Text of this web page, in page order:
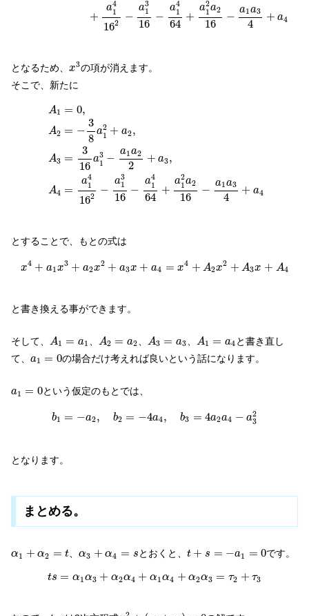
+
a4
1
162 −
a3
1
16
−
a4
1
64
+
a2
1 a2
16
−
a1a3
4
+ a4
となるため、 x3
3
の項が消えます。
そこで、新たに
A1 = 0,
A2 = −
3
8
a2
1 + a2,
A3 =
3
16
a3
1 − a1a2
2
+ a3,
A4 =
a4
1
162 −
a3
1
16
−
a4
1
64
+
a2
1 a2
16
−
a1a3
4
+ a4
1 A2
とすることで、もとの式は
x4 + a1x3 + a2x2 + a3x + a4 = x4 + A2x2 + A3x + A4
a a2 + x +A +
と書き換える事ができます。
そして、 A1 = a1
A 1 A2 = a2
A 2 A3 = a3
A 3 A1 = a4
A 4
と書き直し
て、 a1 = 0
a の場合だけ考えれば良いという話になります。
a1 = 0
a という仮定のもとでは、
b1 = −a2, b2 = −4a4, b3 = 4a2a4 − a2
3
b a =4 4
となります。
まとめる。
α1 + α2 = t
α + 2 、α3 + α4 = s
α + α4 s とおくと、 t + s = −a1 = 0
t+ s = =0 です。
ts = α1 α3 + α2α4 + α1 α4 + α2α3 = τ2 + τ3
s= α1 3 +α 2α + α1 α4 α 2α 3 +τ
2 τ2 0